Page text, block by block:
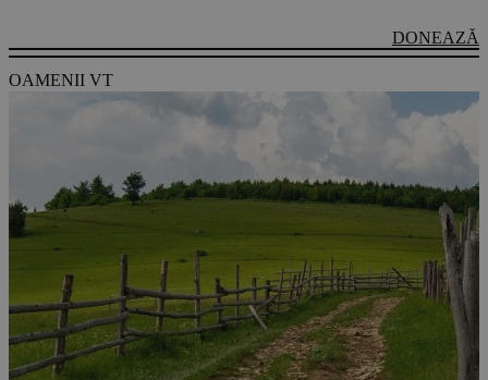
DONEAZĂ
OAMENII VT